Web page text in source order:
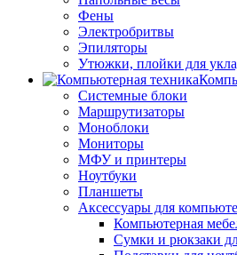
Фены
Электробритвы
Эпиляторы
Утюжки, плойки для
Системные блоки
Маршрутизаторы
Моноблоки
Мониторы
МФУ и принтеры
Ноутбуки
Планшеты
Аксессуары для
Компьютерная
Сумки и рюкзаки